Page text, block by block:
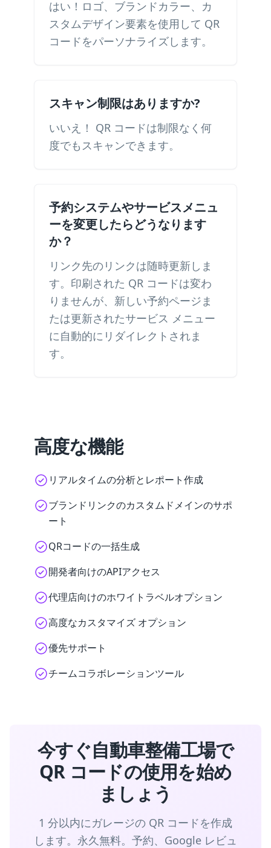
はい！ロゴ、ブランドカラー、カ
スタムデザイン要素を使用して QR
コードをパーソナライズします。
スキャン制限はありますか?
いいえ！ QR コードは制限なく何
度でもスキャンできます。
予約システムやサービスメニュ
ーを変更したらどうなります
か？
リンク先のリンクは随時更新しま
す。印刷された QR コードは変わ
りませんが、新しい予約ページま
たは更新されたサービス メニュー
に自動的にリダイレクトされま
す。
高度な機能
リアルタイムの分析とレポート作成
ブランドリンクのカスタムドメインのサポ
ート
QRコードの一括生成
開発者向けのAPIアクセス
代理店向けのホワイトラベルオプション
高度なカスタマイズ オプション
優先サポート
チームコラボレーションツール
今すぐ自動車整備工場で
QR コードの使用を始め
ましょう
1 分以内にガレージの QR コードを作成
します。永久無料。予約、Google レビュ